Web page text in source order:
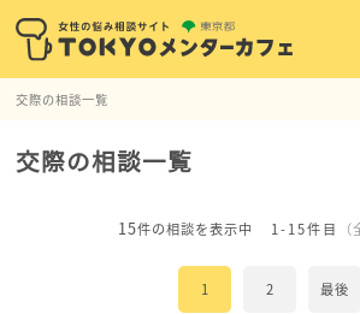
交際の相談一覧
交際の相談一覧
15件の相談を表示中 1-15件目
1 2 最後